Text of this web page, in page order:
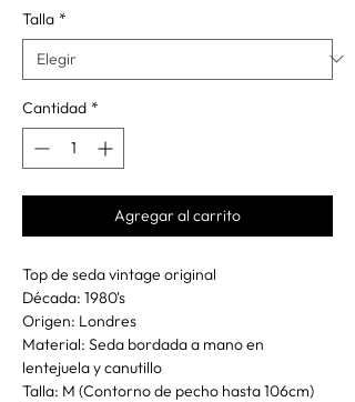
Talla *
Cantidad *
Agregar al carrito
Top de seda vintage original
Década: 1980's
Origen: Londres
Material: Seda bordada a mano en
lentejuela y canutillo
Talla: M (Contorno de pecho hasta 106cm)